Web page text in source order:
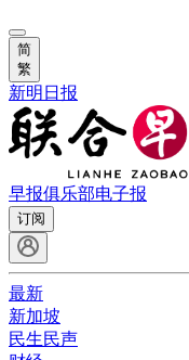
简
繁
新明日报
早报俱乐部电子报
订阅
最新
新加坡
民生民声